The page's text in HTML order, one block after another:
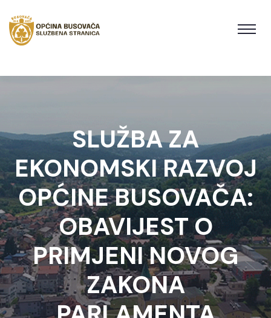
SLUŽBA ZA
EKONOMSKI RAZVOJ
OPĆINE BUSOVAČA:
OBAVIJEST O
PRIMJENI NOVOG
ZAKONA